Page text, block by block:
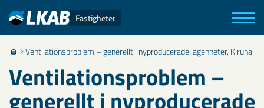
Fastigheter
Ventilationsproblem – generellt i nyproducerade lägenheter, Kiruna
Ventilationsproblem –
generellt i nyproducerade